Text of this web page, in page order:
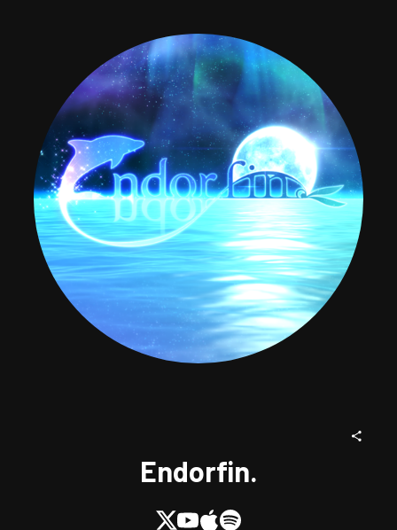
Endorfin.